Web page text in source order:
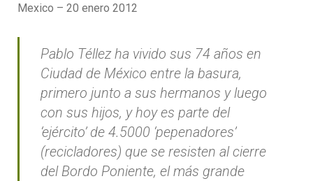
Mexico – 20 enero 2012
Pablo Téllez ha vivido sus 74 años en
Ciudad de México entre la basura,
primero junto a sus hermanos y luego
con sus hijos, y hoy es parte del
‘ejército’ de 4.5000 ‘pepenadores’
(recicladores) que se resisten al cierre
del Bordo Poniente, el más grande